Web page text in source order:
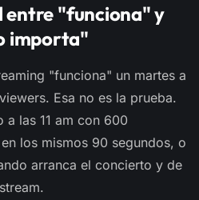
entre "funciona" y
importa"
"funciona" un martes a
Esa no es la prueba.
a las 11 am con 600
los mismos 90 segundos, o
arranca el concierto y de